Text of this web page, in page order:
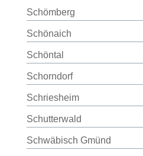
Schömberg
Schönaich
Schöntal
Schorndorf
Schriesheim
Schutterwald
Schwäbisch Gmünd